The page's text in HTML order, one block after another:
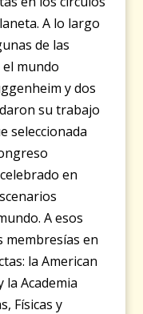
A lo largo
de las
el mundo
y dos
su trabajo
seleccionada
en
A esos
membresías en
la American
la Academia
Físicas y